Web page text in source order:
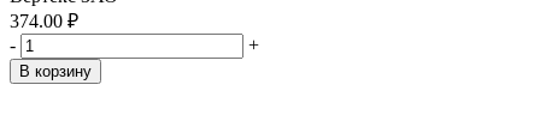
374.00 ₽
-
+
В корзину